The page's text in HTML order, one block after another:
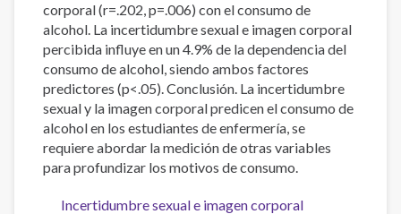
corporal (r=.202, p=.006) con el consumo de
alcohol. La incertidumbre sexual e imagen corporal
percibida influye en un 4.9% de la dependencia del
consumo de alcohol, siendo ambos factores
predictores (p<.05). Conclusión. La incertidumbre
sexual y la imagen corporal predicen el consumo de
alcohol en los estudiantes de enfermería, se
requiere abordar la medición de otras variables
para profundizar los motivos de consumo.
Incertidumbre sexual e imagen corporal